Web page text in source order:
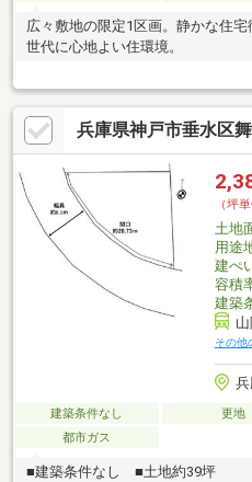
広々敷地の限定1区画。静かな住
世代に心地よい住環境。
兵庫県神戸市垂水区
（坪
土地
用途
建ぺ
容積
建築
その他
建築条件なし 更地
都市ガス
■建築条件なし ■土地約39坪